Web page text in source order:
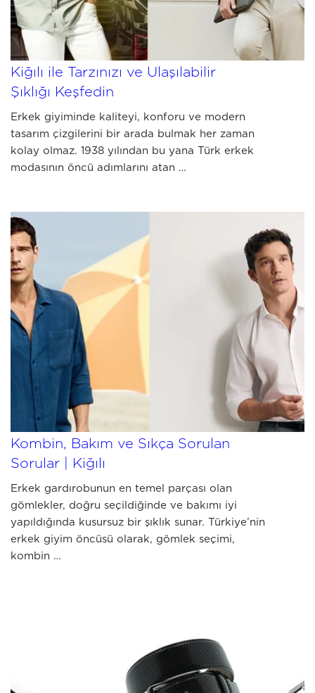
JULY 03 2026
Erkek Modasında Zamansız Çizgi:
Kiğılı ile Tarzınızı ve Ulaşılabilir
Şıklığı Keşfedin
Erkek giyiminde kaliteyi, konforu ve modern
tasarım çizgilerini bir arada bulmak her zaman
kolay olmaz. 1938 yılından bu yana Türk erkek
modasının öncü adımlarını atan …
JULY 03 2026
Erkek Gömlek Rehberi: Seçim,
Kombin, Bakım ve Sıkça Sorulan
Sorular | Kiğılı
Erkek gardırobunun en temel parçası olan
gömlekler, doğru seçildiğinde ve bakımı iyi
yapıldığında kusursuz bir şıklık sunar. Türkiye’nin
erkek giyim öncüsü olarak, gömlek seçimi,
kombin …